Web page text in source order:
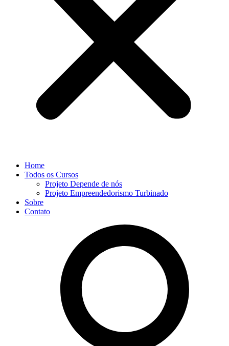
Home
Todos os Cursos
Projeto Depende de nós
Projeto Empreendedorismo Turbinado
Sobre
Contato